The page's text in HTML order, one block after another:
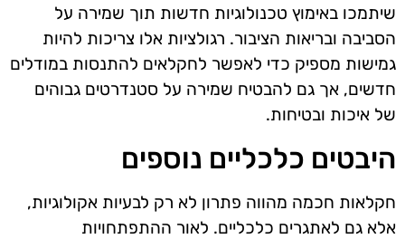
שיתמכו באימוץ טכנולוגיות חדשות תוך שמירה על
הסביבה ובריאות הציבור. רגולציות אלו צריכות להיות
גמישות מספיק כדי לאפשר לחקלאים להתנסות במודלים
חדשים, אך גם להבטיח שמירה על סטנדרטים גבוהים
של איכות ובטיחות.
היבטים כלכליים נוספים
חקלאות חכמה מהווה פתרון לא רק לבעיות אקולוגיות,
אלא גם לאתגרים כלכליים. לאור ההתפתחויות